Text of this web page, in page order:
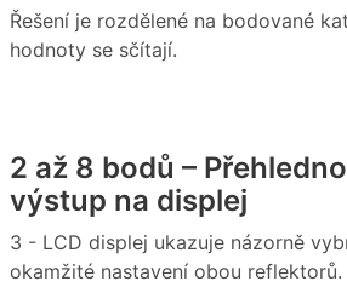
Řešení je rozdělené na bodované
hodnoty se sčítají.
2 až 8 bodů –
výstup na displej
3 - LCD displej ukazuje názorně
okamžité nastavení obou reflektorů.